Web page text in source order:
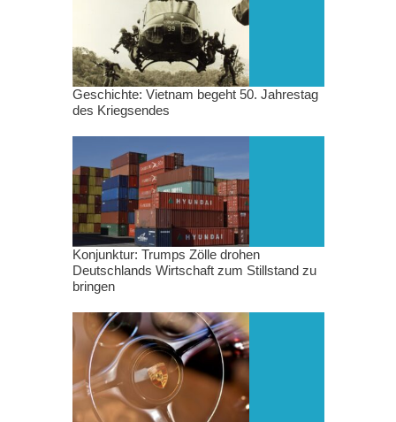
Geschichte: Vietnam begeht 50. Jahrestag
des Kriegsendes
Konjunktur: Trumps Zölle drohen
Deutschlands Wirtschaft zum Stillstand zu
bringen